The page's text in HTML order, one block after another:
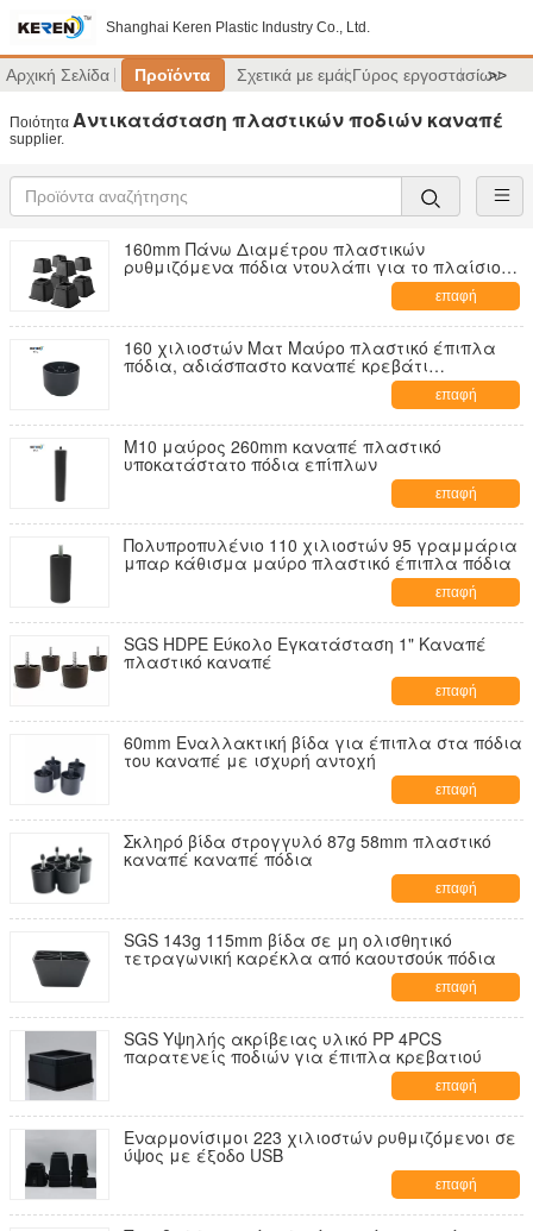
Shanghai Keren Plastic Industry Co., Ltd.
Αρχική Σελίδα Προϊόντα Σχετικά με εμάςΓύρος εργοστασίων
>>
Ποιότητα Αντικατάσταση πλαστικών ποδιών καναπέ
supplier.
160mm Πάνω Διαμέτρου πλαστικών
ρυθμιζόμενα πόδια ντουλάπι για το πλαίσιο
επαφή
160 χιλιοστών Ματ Μαύρο πλαστικό έπιπλα
πόδια, αδιάσπαστο καναπέ κρεβάτι
επαφή
M10 μαύρος 260mm καναπέ πλαστικό
υποκατάστατο πόδια επίπλων
επαφή
Πολυπροπυλένιο 110 χιλιοστών 95 γραμμάρια
μπαρ κάθισμα μαύρο πλαστικό έπιπλα πόδια
επαφή
SGS HDPE Εύκολο Εγκατάσταση 1" Καναπέ
πλαστικό καναπέ
επαφή
60mm Εναλλακτική βίδα για έπιπλα στα πόδια
του καναπέ με ισχυρή αντοχή
επαφή
Σκληρό βίδα στρογγυλό 87g 58mm πλαστικό
καναπέ καναπέ πόδια
επαφή
SGS 143g 115mm βίδα σε μη ολισθητικό
τετραγωνική καρέκλα από καουτσούκ πόδια
επαφή
SGS Υψηλής ακρίβειας υλικό PP 4PCS
παρατενείς ποδιών για έπιπλα κρεβατιού
επαφή
Εναρμονίσιμοι 223 χιλιοστών ρυθμιζόμενοι σε
ύψος με έξοδο USB
επαφή